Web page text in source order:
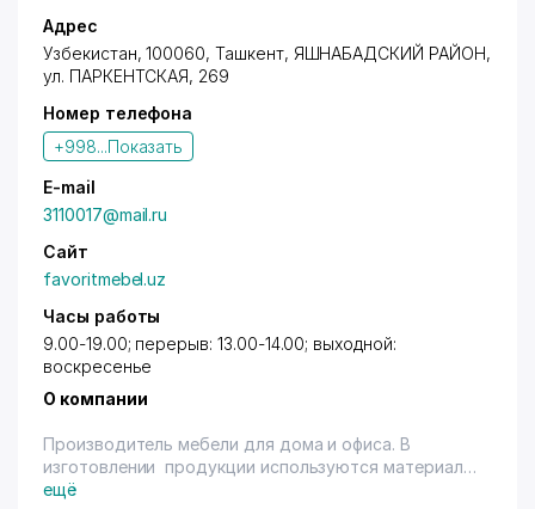
Адрес
Узбекистан, 100060, Ташкент, ЯШНАБАДСКИЙ РАЙОН,
ул. ПАРКЕНТСКАЯ, 269
Номер телефона
+998...Показать
E-mail
3110017@mail.ru
Сайт
favoritmebel.uz
Часы работы
9.00-19.00; перерыв: 13.00-14.00; выходной:
воскресенье
О компании
Производитель мебели для дома и офиса. В
изготовлении продукции используются материалы
из Турции (фурнитура) и Прибалтики (ламинат).
ещё